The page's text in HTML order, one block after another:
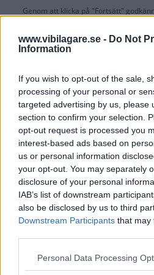
www.vibilagare.se - Do Not
Information
If you wish to opt-out of the sale,
processing of your personal or
targeted advertising by us, please
section to confirm your selection.
opt-out request is processed you
interest-based ads based on
us or personal information
your opt-out. You may separately
disclosure of your personal
IAB’s list of downstream
also be disclosed by us to third
Downstream Participants that may
Please note that this website/app
Personal Data Processing
Genom att klicka på "Fortsätt"
OK-Förlagets integritetspolicy
Är du redan prenumerant
Aktivera din digitala